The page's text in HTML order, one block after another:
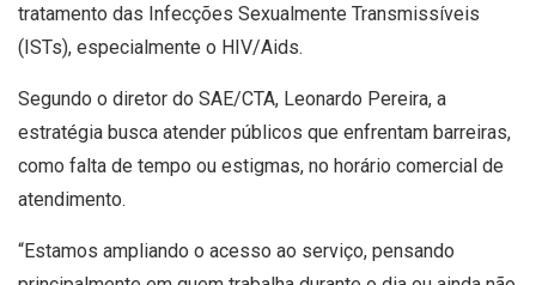
tratamento das Infecções Sexualmente Transmissíveis
(ISTs), especialmente o HIV/Aids.
Segundo o diretor do SAE/CTA, Leonardo Pereira, a
estratégia busca atender públicos que enfrentam barreiras,
como falta de tempo ou estigmas, no horário comercial de
atendimento.
“Estamos ampliando o acesso ao serviço, pensando